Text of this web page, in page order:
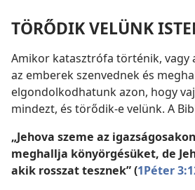
TÖRŐDIK VELÜNK
Amikor katasztrófa történik, vagy
az emberek szenvednek és
elgondolkodhatunk azon, hogy
mindezt, és törődik-e velünk. A
„Jehova szeme az
meghallja könyörgésüket, de
akik rosszat tesznek” (1Péter